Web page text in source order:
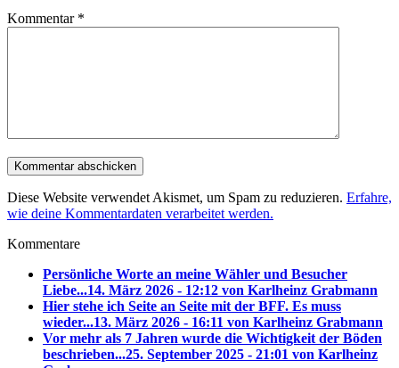
Kommentar *
Diese Website verwendet Akismet, um Spam zu reduzieren. Erfahre,
wie deine Kommentardaten verarbeitet werden.
Kommentare
Persönliche Worte an meine Wähler und Besucher
Liebe...14. März 2026 - 12:12 von Karlheinz Grabmann
Hier stehe ich Seite an Seite mit der BFF. Es muss
wieder...13. März 2026 - 16:11 von Karlheinz Grabmann
Vor mehr als 7 Jahren wurde die Wichtigkeit der Böden
beschrieben...25. September 2025 - 21:01 von Karlheinz